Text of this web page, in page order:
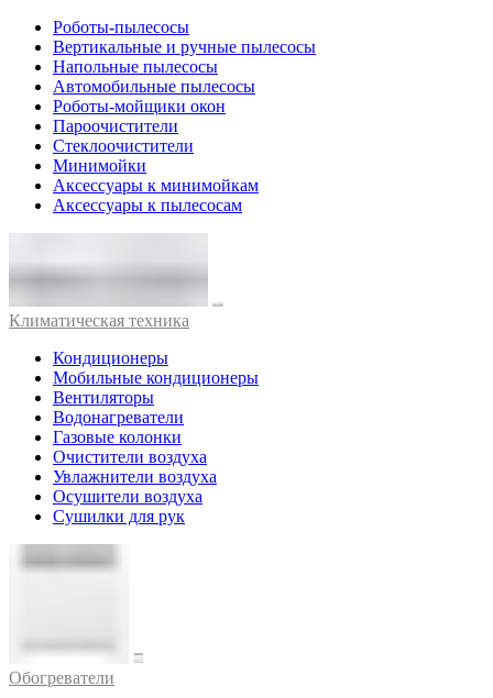
Роботы-пылесосы
Вертикальные и ручные пылесосы
Напольные пылесосы
Автомобильные пылесосы
Роботы-мойщики окон
Пароочистители
Стеклоочистители
Минимойки
Аксессуары к минимойкам
Аксессуары к пылесосам
Климатическая техника
Кондиционеры
Мобильные кондиционеры
Вентиляторы
Водонагреватели
Газовые колонки
Очистители воздуха
Увлажнители воздуха
Осушители воздуха
Сушилки для рук
Обогреватели